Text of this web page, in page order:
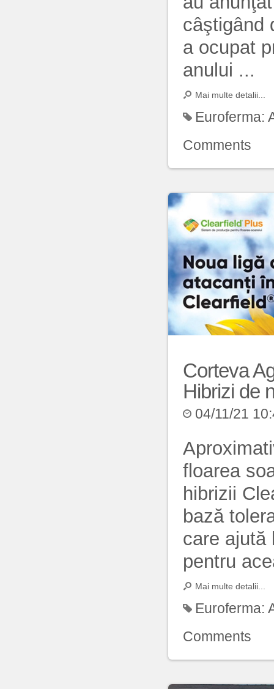
câştigând
a ocupat
anului ...
Mai multe detalii...
Euroferma:
Comments
Corteva
Hibrizi de
04/11/21
floarea
hibrizii
bază
care ajută
pentru
Mai multe detalii...
Euroferma:
Comments